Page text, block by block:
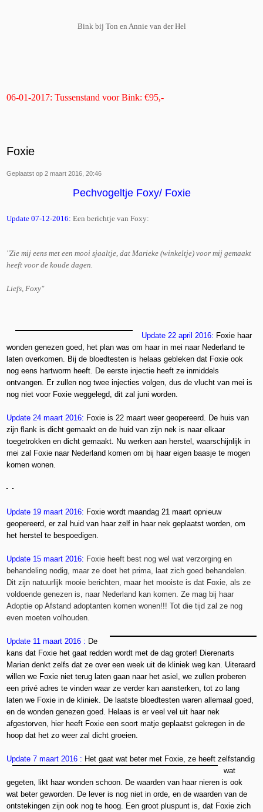
Bink bij Ton en Annie van der Hel
06-01-2017: Tussenstand voor Bink: €95,-
Foxie
Geplaatst op 2 maart 2016, 20:46
Pechvogeltje Foxy/ Foxie
Update 07-12-2016: Een berichtje van Foxy:
"Zie mij eens met een mooi sjaaltje, dat Marieke (winkeltje) voor mij gemaakt
heeft voor de koude dagen.
Liefs, Foxy"
Update 22 april 2016: Foxie haar
wonden genezen goed, het plan was om haar in mei naar Nederland te
laten overkomen. Bij de bloedtesten is helaas gebleken dat Foxie ook
nog eens hartworm heeft. De eerste injectie heeft ze inmiddels
ontvangen. Er zullen nog twee injecties volgen, dus de vlucht van mei is
nog niet voor Foxie weggelegd, dit zal juni worden.
Update 24 maart 2016: Foxie is 22 maart weer geopereerd. De huis van
zijn flank is dicht gemaakt en de huid van zijn nek is naar elkaar
toegetrokken en dicht gemaakt. Nu werken aan herstel, waarschijnlijk in
mei zal Foxie naar Nederland komen om bij haar eigen baasje te mogen
komen wonen.
Update 19 maart 2016: Foxie wordt maandag 21 maart opnieuw
geopereerd, er zal huid van haar zelf in haar nek geplaatst worden, om
het herstel te bespoedigen.
Update 15 maart 2016: Foxie heeft best nog wel wat verzorging en
behandeling nodig, maar ze doet het prima, laat zich goed behandelen.
Dit zijn natuurlijk mooie berichten, maar het mooiste is dat Foxie, als ze
voldoende genezen is, naar Nederland kan komen. Ze mag bij haar
Adoptie op Afstand adoptanten komen wonen!!! Tot die tijd zal ze nog
even moeten volhouden.
Update 11 maart 2016 : De
kans dat Foxie het gaat redden wordt met de dag groter! Dierenarts
Marian denkt zelfs dat ze over een week uit de kliniek weg kan. Uiteraard
willen we Foxie niet terug laten gaan naar het asiel, we zullen proberen
een privé adres te vinden waar ze verder kan aansterken, tot zo lang
laten we Foxie in de kliniek. De laatste bloedtesten waren allemaal goed,
en de wonden genezen goed. Helaas is er veel vel uit haar nek
afgestorven, hier heeft Foxie een soort matje geplaatst gekregen in de
hoop dat het zo weer zal dicht groeien.
Update 7 maart 2016 : Het gaat wat beter met Foxie, ze heeft zelfstandig
wat
gegeten, likt haar wonden schoon. De waarden van haar nieren is ook
wat beter geworden. De lever is nog niet in orde, en de waarden van de
ontstekingen zijn ook nog te hoog. Een groot pluspunt is, dat Foxie zich